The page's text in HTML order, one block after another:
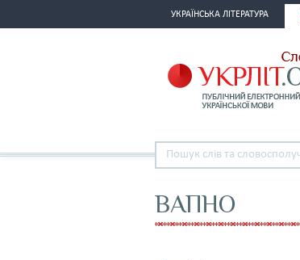
УКРАЇНСЬКА ЛІТЕРАТУРА
ВАПНО